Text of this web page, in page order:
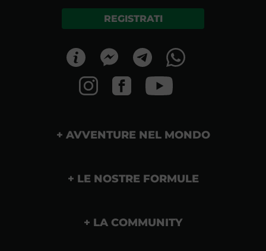
REGISTRATI
AVVENTURE NEL MONDO
LE NOSTRE FORMULE
LA COMMUNITY